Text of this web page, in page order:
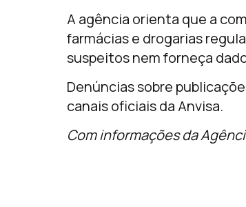
A agência orienta que a
farmácias e drogarias
suspeitos nem forneça
Denúncias sobre
canais oficiais da Anvisa.
Com informações da